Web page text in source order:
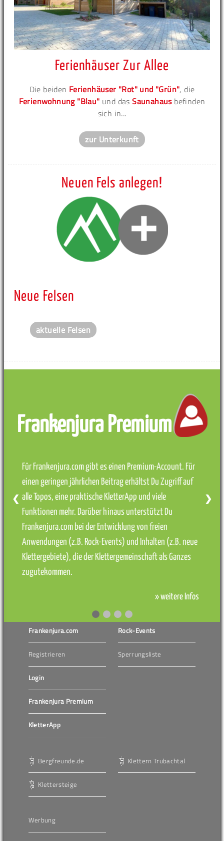
Ferienhäuser Zur Allee
Die beiden Ferienhäuser "Rot" und "Grün", die
Ferienwohnung "Blau" und dasSaunahausbefinden
sich in...
zur Unterkunft
Neuen Fels anlegen!
Neue Felsen
aktuelle Felsen
Frankenjura Premium
Für Frankenjura.com gibt es einen Premium-Account. Für
einen geringen jährlichen Beitrag erhältst Du Zugriff auf
alle Topos, eine praktische KletterApp und viele
Funktionen mehr. Darüber hinaus unterstützt Du
Frankenjura.com bei der Entwicklung von freien
Anwendungen (z.B. Rock-Events) und Inhalten (z.B. neue
Klettergebiete), die der Klettergemeinschaft als Ganzes
zugutekommen.
» weitere Infos
❮ ❯
Frankenjura.com
Registrieren
Login
Frankenjura Premium
KletterApp
Rock-Events
Sperrungsliste
Bergfreunde.de
Klettersteige
Klettern Trubachtal
Werbung